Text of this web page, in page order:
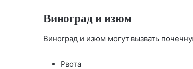
Виноград и изюм
Виноград и изюм могут вызвать
Рвота